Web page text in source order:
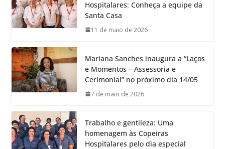
Hospitalares: Conheça a equipe da
Santa Casa
11 de maio de 2026
Mariana Sanches inaugura a “Laços
e Momentos – Assessoria e
Cerimonial” no próximo dia 14/05
7 de maio de 2026
Trabalho e gentileza: Uma
homenagem às Copeiras
Hospitalares pelo dia especial